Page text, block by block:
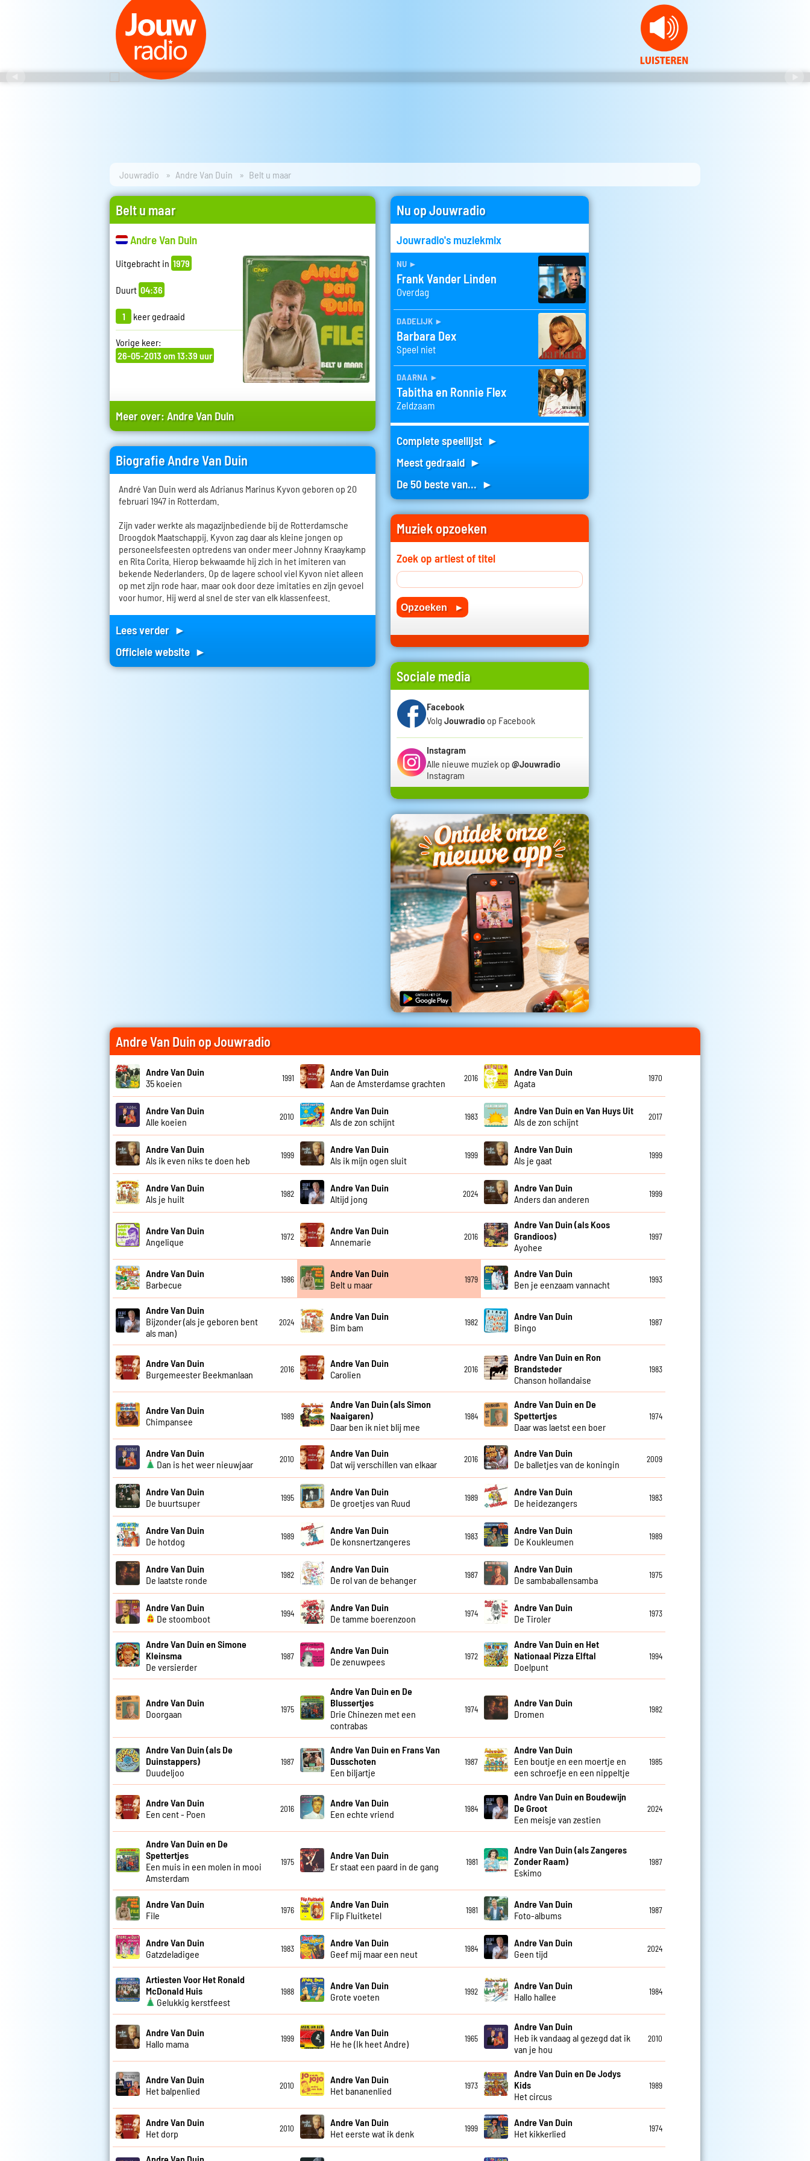
Jouwradio Andre Van Duin Belt u maar
Belt u maar
Andre Van Duin
Uitgebracht in 1979
Duurt 04:36
1 keer gedraaid
Vorige keer:
26-05-2013 om 13:39 uur
Meer over:Andre Van Duin
Biografie Andre Van Duin
André Van Duin werd als Adrianus Marinus Kyvon geboren op 20
februari 1947 in Rotterdam.
Zijn vader werkte als magazijnbediende bij de Rotterdamsche
Droogdok Maatschappij. Kyvon zag daar als kleine jongen op
personeelsfeesten optredens van onder meer Johnny Kraaykamp
en Rita Corita. Hierop bekwaamde hij zich in het imiteren van
bekende Nederlanders. Op de lagere school viel Kyvon niet alleen
op met zijn rode haar, maar ook door deze imitaties en zijn gevoel
voor humor. Hij werd al snel de ster van elk klassenfeest.
Lees verder ►
Officiele website ►
Nu op Jouwradio
Jouwradio's muziekmix
nu ►
Frank Vander Linden
Overdag
dadelijk ►
Barbara Dex
Speel niet
daarna ►
Tabitha en Ronnie Flex
Zeldzaam
Complete speellijst ►
Meest gedraaid ►
De 50 beste van... ►
Muziek opzoeken
Zoek op artiest of titel
Sociale media
Facebook
Volg Jouwradio op Facebook
Instagram
Alle nieuwe muziek op @Jouwradio
Instagram
Andre Van Duin op Jouwradio
Andre Van Duin
35 koeien
1991
Andre Van Duin
Aan de Amsterdamse grachten
2016
Andre Van Duin
Agata
1970
Andre Van Duin
Alle koeien
2010
Andre Van Duin
Als de zon schijnt
1983
Andre Van Duin en Van Huys Uit
Als de zon schijnt
2017
Andre Van Duin
Als ik even niks te doen heb
1999
Andre Van Duin
Als ik mijn ogen sluit
1999
Andre Van Duin
Als je gaat
1999
Andre Van Duin
Als je huilt
1982
Andre Van Duin
Altijd jong
2024
Andre Van Duin
Anders dan anderen
1999
Andre Van Duin
Angelique
1972
Andre Van Duin
Annemarie
2016
Andre Van Duin (als Koos
Grandioos)
Ayohee
1997
Andre Van Duin
Barbecue
1986
Andre Van Duin
Belt u maar
1979
Andre Van Duin
Ben je eenzaam vannacht
1993
Andre Van Duin
Bijzonder (als je geboren bent
als man)
2024
Andre Van Duin
Bim bam
1982
Andre Van Duin
Bingo
1987
Andre Van Duin
Burgemeester Beekmanlaan
2016
Andre Van Duin
Carolien
2016
Andre Van Duin en Ron
Brandsteder
Chanson hollandaise
1983
Andre Van Duin
Chimpansee
1989
Andre Van Duin (als Simon
Naaigaren)
Daar ben ik niet blij mee
1984
Andre Van Duin en De
Spettertjes
Daar was laetst een boer
1974
Andre Van Duin
Dan is het weer nieuwjaar
2010
Andre Van Duin
Dat wij verschillen van elkaar
2016
Andre Van Duin
De balletjes van de koningin
2009
Andre Van Duin
De buurtsuper
1995
Andre Van Duin
De groetjes van Ruud
1989
Andre Van Duin
De heidezangers
1983
Andre Van Duin
De hotdog
1989
Andre Van Duin
De konsnertzangeres
1983
Andre Van Duin
De Koukleumen
1989
Andre Van Duin
De laatste ronde
1982
Andre Van Duin
De rol van de behanger
1987
Andre Van Duin
De sambaballensamba
1975
Andre Van Duin
De stoomboot
1994
Andre Van Duin
De tamme boerenzoon
1974
Andre Van Duin
De Tiroler
1973
Andre Van Duin en Simone
Kleinsma
De versierder
1987
Andre Van Duin
De zenuwpees
1972
Andre Van Duin en Het
Nationaal Pizza Elftal
Doelpunt
1994
Andre Van Duin
Doorgaan
1975
Andre Van Duin en De
Blussertjes
Drie Chinezen met een
contrabas
1974
Andre Van Duin
Dromen
1982
Andre Van Duin (als De
Duinstappers)
Duudeljoo
1987
Andre Van Duin en Frans Van
Dusschoten
Een biljartje
1987
Andre Van Duin
Een boutje en een moertje en
een schroefje en een nippeltje
1985
Andre Van Duin
Een cent - Poen
2016
Andre Van Duin
Een echte vriend
1984
Andre Van Duin en Boudewijn
De Groot
Een meisje van zestien
2024
Andre Van Duin en De
Spettertjes
Een muis in een molen in mooi
Amsterdam
1975
Andre Van Duin
Er staat een paard in de gang
1981
Andre Van Duin (als Zangeres
Zonder Raam)
Eskimo
1987
Andre Van Duin
File
1976
Andre Van Duin
Flip Fluitketel
1981
Andre Van Duin
Foto-albums
1987
Andre Van Duin
Gatzdeladigee
1983
Andre Van Duin
Geef mij maar een neut
1984
Andre Van Duin
Geen tijd
2024
Artiesten Voor Het Ronald
McDonald Huis
Gelukkig kerstfeest
1988
Andre Van Duin
Grote voeten
1992
Andre Van Duin
Hallo hallee
1984
Andre Van Duin
Hallo mama
1999
Andre Van Duin
He he (Ik heet Andre)
1965
Andre Van Duin
Heb ik vandaag al gezegd dat ik
van je hou
2010
Andre Van Duin
Het balpenlied
2010
Andre Van Duin
Het bananenlied
1973
Andre Van Duin en De Jodys
Kids
Het circus
1989
Andre Van Duin
Het dorp
2010
Andre Van Duin
Het eerste wat ik denk
1999
Andre Van Duin
Het kikkerlied
1974